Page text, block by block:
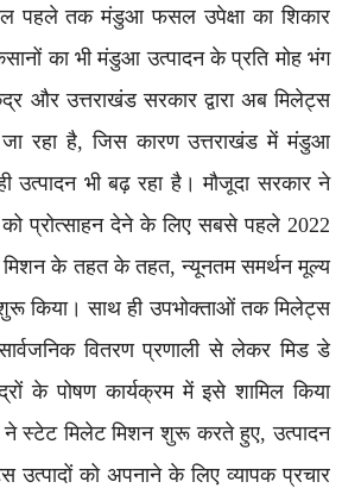
पहले तक मंडुआ फसल उपेक्षा का शिकार
का भी मंडुआ उत्पादन के प्रति मोह भंग
और उत्तराखंड सरकार द्वारा अब मिलेट्स
जा रहा है, जिस कारण उत्तराखंड में मंडुआ
उत्पादन भी बढ़ रहा है। मौजूदा सरकार ने
प्रोत्साहन देने के लिए सबसे पहले 2022
मिशन के तहत के तहत, न्यूनतम समर्थन मूल्य
किया। साथ ही उपभोक्ताओं तक मिलेट्स
वितरण प्रणाली से लेकर मिड डे
के पोषण कार्यक्रम में इसे शामिल किया
ने स्टेट मिलेट मिशन शुरू करते हुए, उत्पादन
उत्पादों को अपनाने के लिए व्यापक प्रचार